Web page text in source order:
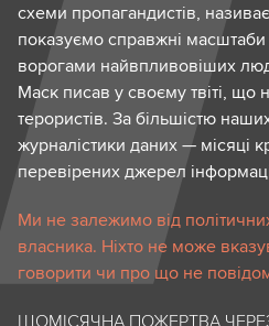
схеми пропагандистів,
показуємо справжні масштаби
ворогами найвпливовіших
Маск писав у своєму твіті, що
терористів. За більшістю
журналістики даних — місяці
перевірених джерел
Ми не залежимо від
власника. Ніхто не може
говорити чи про що не
ЩОМІСЯЧНА ПОЖЕРТВА ЧЕРЕЗ